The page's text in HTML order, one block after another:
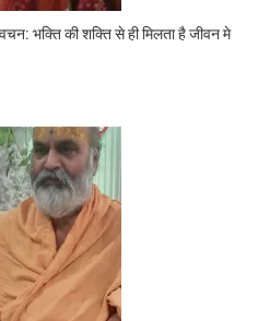
भक्ति की शक्ति से ही मिलता है जीवन मे